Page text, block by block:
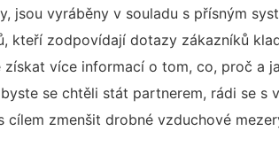
jsou vyráběny v souladu s přísným
kteří zodpovídají dotazy zákazníků
více informací o tom, co, proč
se chtěli stát partnerem, rádi se
zmenšit drobné vzduchové